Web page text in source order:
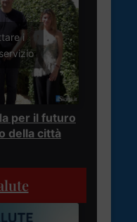
i
per il futuro
della città